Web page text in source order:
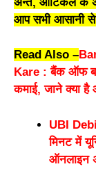
आप सभी आसानी से
Read Also –
Kare : बैंक ऑफ
कमाई, जाने क्या है
UBI
मिनट में
ऑनलाइन